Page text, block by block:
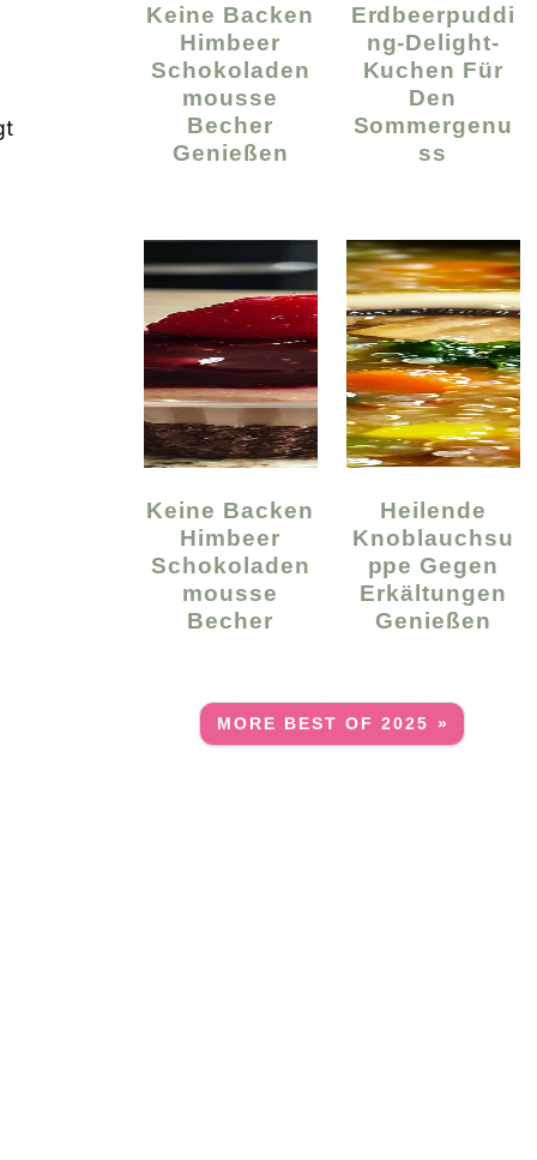
Keine Backen
Himbeer
Schokoladen
Mousse
Becher
Genießen
Erdbeerpuddi
Ng-Delight-
Kuchen Für
Den
Sommergenu
Ss
Keine Backen
Himbeer
Schokoladen
Mousse
Becher
Heilende
Knoblauchsu
Ppe Gegen
Erkältungen
Genießen
MORE BEST OF 2025 »